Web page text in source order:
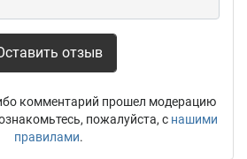
отзыв
комментарий прошел модерацию
пожалуйста, с нашими
правилами.